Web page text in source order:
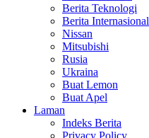
Berita Teknologi
Berita Internasional
Nissan
Mitsubishi
Rusia
Ukraina
Buat Lemon
Buat Apel
Laman
Indeks Berita
Privacy Policy